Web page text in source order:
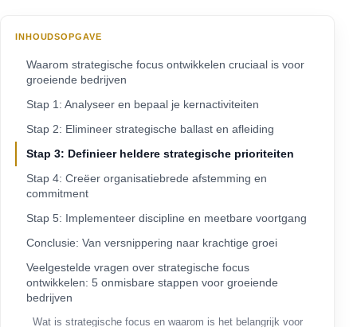
INHOUDSOPGAVE
Waarom strategische focus ontwikkelen cruciaal is voor
groeiende bedrijven
Stap 1: Analyseer en bepaal je kernactiviteiten
Stap 2: Elimineer strategische ballast en afleiding
Stap 3: Definieer heldere strategische prioriteiten
Stap 4: Creëer organisatiebrede afstemming en
commitment
Stap 5: Implementeer discipline en meetbare voortgang
Conclusie: Van versnippering naar krachtige groei
Veelgestelde vragen over strategische focus
ontwikkelen: 5 onmisbare stappen voor groeiende
bedrijven
Wat is strategische focus en waarom is het belangrijk voor